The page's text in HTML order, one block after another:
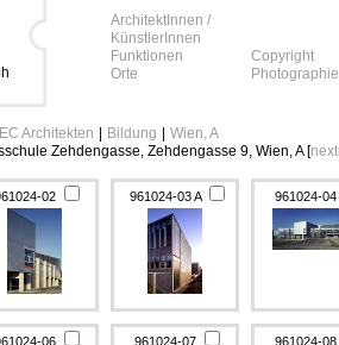
ArchitektInnen /
KünstlerInnen
Funktionen
Orte
Copyright
Photographie
Architekten Bildung
Wien, A
Zehdengasse, Zehdengasse 9, Wien, A [
02 961024-03 A 961024-04
06 961024-07 961024-08